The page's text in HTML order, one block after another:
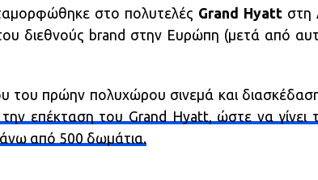
στο πολυτελές Grand Hyatt στη
διεθνούς brand στην Ευρώπη (μετά από
του πρώην πολυχώρου σινεμά και
την επέκταση του Grand Hyatt, ώστε να γίνει
από 500 δωμάτια.